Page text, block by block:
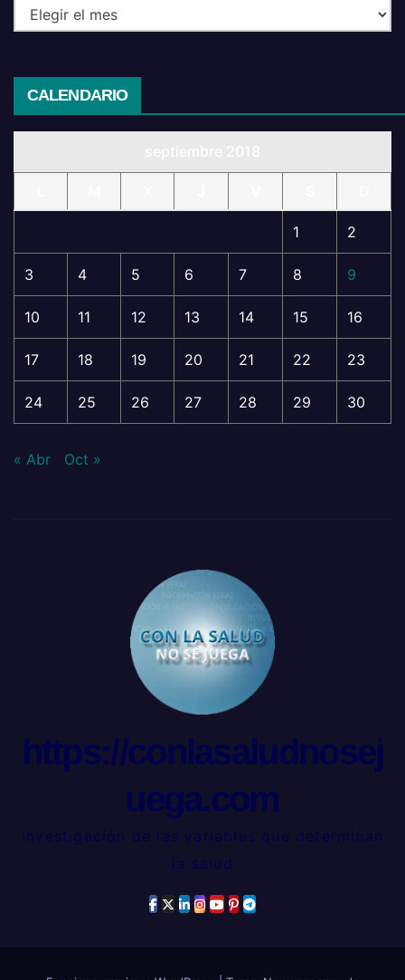
CALENDARIO
1 2
3 4 5 6 7 8 9
10 11 12 13 14 15 16
17 18 19 20 21 22 23
24 25 26 27 28 29 30
« Abr Oct »
https://conlasaludnosej
uega.com
Investigación de las variables que determinan
la salud